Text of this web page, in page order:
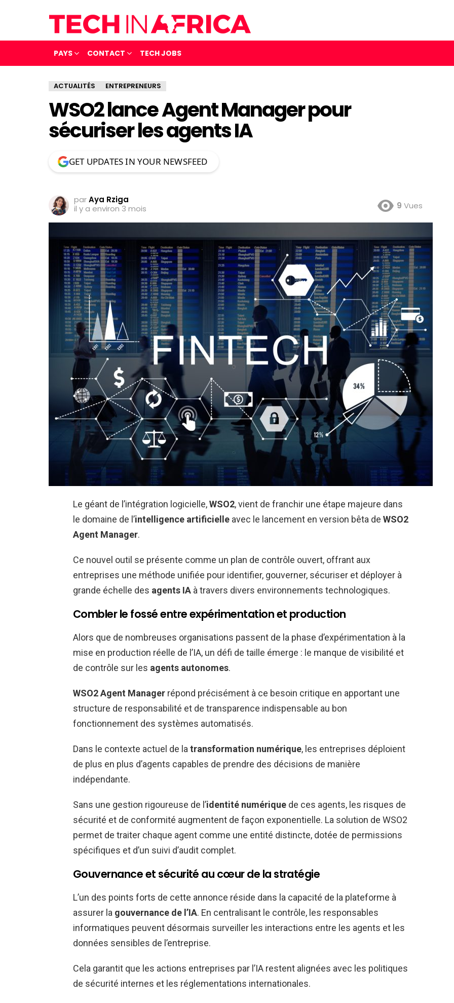
PAYS CONTACT TECH JOBS
ACTUALITÉS ENTREPRENEURS
WSO2 lance Agent Manager pour
sécuriser les agents IA
GET UPDATES IN YOUR NEWSFEED
parAya Rziga
il y a environ 3 mois
9 Vues
Le géant de l’intégration logicielle,WSO2, vient de franchir une étape majeure dans
le domaine de l’intelligence artificielle avec le lancement en version bêta de WSO2
Agent Manager.
Ce nouvel outil se présente comme un plan de contrôle ouvert, offrant aux
entreprises une méthode unifiée pour identifier, gouverner, sécuriser et déployer à
grande échelle des agents IA à travers divers environnements technologiques.
Combler le fossé entre expérimentation et production
Alors que de nombreuses organisations passent de la phase d’expérimentation à la
mise en production réelle de l’IA, un défi de taille émerge : le manque de visibilité et
de contrôle sur les agents autonomes.
WSO2 Agent Manager répond précisément à ce besoin critique en apportant une
structure de responsabilité et de transparence indispensable au bon
fonctionnement des systèmes automatisés.
Dans le contexte actuel de latransformation numérique, les entreprises déploient
de plus en plus d’agents capables de prendre des décisions de manière
indépendante.
Sans une gestion rigoureuse de l’identité numérique de ces agents, les risques de
sécurité et de conformité augmentent de façon exponentielle. La solution de WSO2
permet de traiter chaque agent comme une entité distincte, dotée de permissions
spécifiques et d’un suivi d’audit complet.
Gouvernance et sécurité au cœur de la stratégie
L’un des points forts de cette annonce réside dans la capacité de la plateforme à
assurer la gouvernance de l’IA. En centralisant le contrôle, les responsables
informatiques peuvent désormais surveiller les interactions entre les agents et les
données sensibles de l’entreprise.
Cela garantit que les actions entreprises par l’IA restent alignées avec les politiques
de sécurité internes et les réglementations internationales.